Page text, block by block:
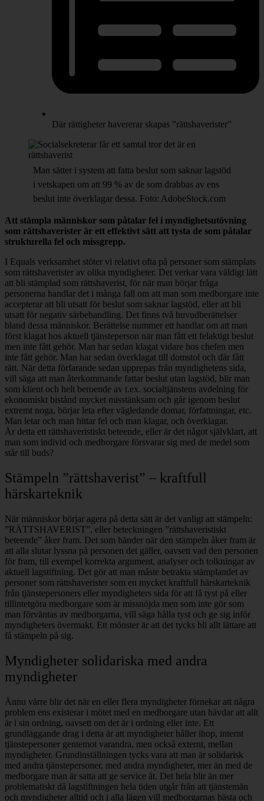
Där rättigheter havererar skapas ”rättshaverister”
Man sätter i system att fatta beslut som saknar lagstöd
i vetskapen om att 99 % av de som drabbas av ens
beslut inte överklagar dessa. Foto: AdobeStock.com
Att stämpla människor som påtalar fel i myndighetsutövning
som rättshaverister är ett effektivt sätt att tysta de som påtalar
strukturella fel och missgrepp.
I Equals verksamhet stöter vi relativt ofta på personer som stämplats
som rättshaverister av olika myndigheter. Det verkar vara väldigt lätt
att bli stämplad som rättshaverist, för när man börjar fråga
personerna handlar det i många fall om att man som medborgare inte
accepterar att bli utsatt för beslut som saknar lagstöd, eller att bli
utsatt för negativ särbehandling. Det finns två huvudberättelser
bland dessa människor. Berättelse nummer ett handlar om att man
först klagat hos aktuell tjänsteperson när man fått ett felaktigt beslut
men inte fått gehör. Man har sedan klagat vidare hos chefen men
inte fått gehör. Man har sedan överklagat till domstol och där fått
rätt. När detta förfarande sedan upprepas från myndighetens sida,
vill säga att man återkommande fattar beslut utan lagstöd, blir man
som klient och helt beroende av t.ex. socialtjänstens avdelning för
ekonomiskt bistånd mycket misstänksam och går igenom beslut
extremt noga, börjar leta efter vägledande domar, författningar, etc.
Man letar och man hittar fel och man klagar, och överklagar.
Är detta ett rättshaveristiskt beteende, eller är det något självklart, att
man som individ och medborgare försvarar sig med de medel som
står till buds?
Stämpeln ”rättshaverist” – kraftfull
härskarteknik
När människor börjar agera på detta sätt är det vanligt att stämpeln:
”RÄTTSHAVERIST”, eller beteckningen ”rättshaveristiskt
beteende” åker fram. Det som händer när den stämpeln åker fram är
att alla slutar lyssna på personen det gäller, oavsett vad den personen
för fram, till exempel korrekta argument, analyser och tolkningar av
aktuell lagstiftning. Det gör att man måste betrakta stämplandet av
personer som rättshaverister som en mycket kraftfull härskarteknik
från tjänstepersoners eller myndigheters sida för att få tyst på eller
tillintetgöra medborgare som är missnöjda men som inte gör som
man förväntas av medborgarna, vill säga hålla tyst och ge sig inför
myndigheters övermakt. Ett mönster är att det tycks bli allt lättare att
få stämpeln på sig.
Myndigheter solidariska med andra
myndigheter
Ännu värre blir det när en eller flera myndigheter förnekar att några
problem ens existerar i mötet med en medborgare utan hävdar att allt
är i sin ordning, oavsett om det är i ordning eller inte. Ett
grundläggande drag i detta är att myndigheter håller ihop, internt
tjänstepersoner gentemot varandra, men också externt, mellan
myndigheter. Grundinställningen tycks vara att man är solidarisk
med andra tjänstepersoner, med andra myndigheter, mer än med de
medborgare man är satta att ge service åt. Det hela blir än mer
problematiskt då lagstiftningen hela tiden utgår från att tjänstemän
och myndigheter alltid och i alla lägen vill medborgarnas bästa och